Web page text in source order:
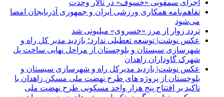
اجرای سمفونی «خسوف» در تالار وحدت
تفاهم‌نامه همکاری ورزشی ایران و جمهوری آذربایجان امضا
می‌شود
️تردد زوار از مرز «خسروی» میلیونی شد
عکس نوشت| توسعه تعطیلی ندارد؛ بازدید مدیر کل راه و
شهرسازی سیستان و بلوچستان از مراحل نهایی ساخت پل
شهرک گاوداران زاهدان
عکس نوشت| بازدید مدیرکل راه و شهرسازی سیستان و
بلوچستان از پروژه های طرح نهضت ملی مسکن زاهدان با
تاکید بر افتتاح پنج هزار واحد مسکونی طرح نهضت ملی